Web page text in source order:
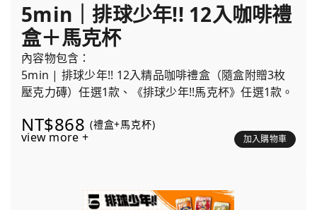
5min｜排球少年!! 12入咖啡禮
盒＋馬克杯
內容物包含：
5min | 排球少年!! 12入精品咖啡禮盒（隨盒附贈3枚
壓克力磚）任選1款、《排球少年!!馬克杯》任選1款。
NT$868 (禮盒+馬克杯)
view more + 加入購物車